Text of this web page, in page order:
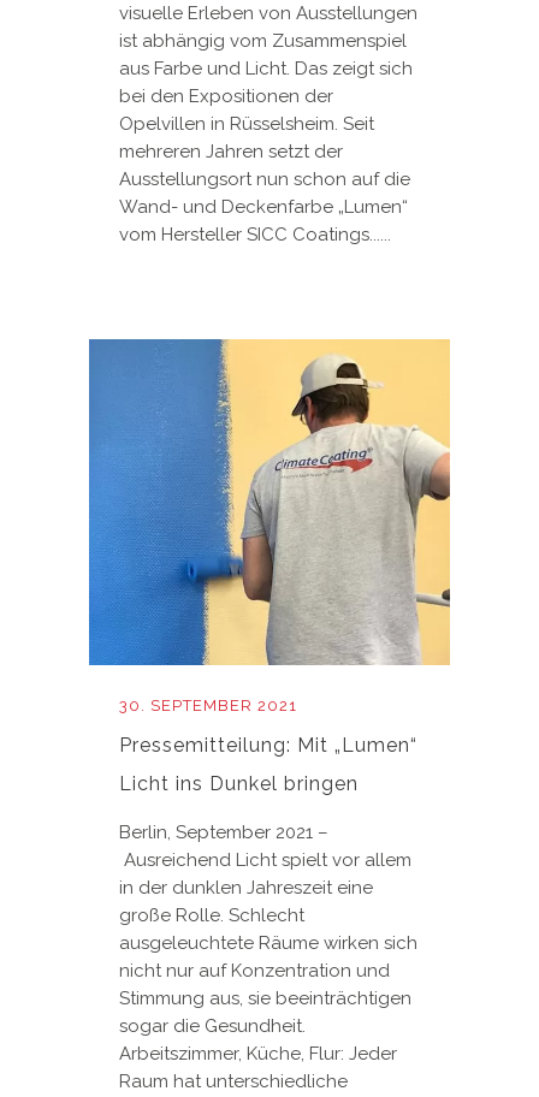
visuelle Erleben von Ausstellungen
ist abhängig vom Zusammenspiel
aus Farbe und Licht. Das zeigt sich
bei den Expositionen der
Opelvillen in Rüsselsheim. Seit
mehreren Jahren setzt der
Ausstellungsort nun schon auf die
Wand- und Deckenfarbe „Lumen“
vom Hersteller SICC Coatings......
30. SEPTEMBER 2021
Pressemitteilung: Mit „Lumen“
Licht ins Dunkel bringen
Berlin, September 2021 –
Ausreichend Licht spielt vor allem
in der dunklen Jahreszeit eine
große Rolle. Schlecht
ausgeleuchtete Räume wirken sich
nicht nur auf Konzentration und
Stimmung aus, sie beeinträchtigen
sogar die Gesundheit.
Arbeitszimmer, Küche, Flur: Jeder
Raum hat unterschiedliche